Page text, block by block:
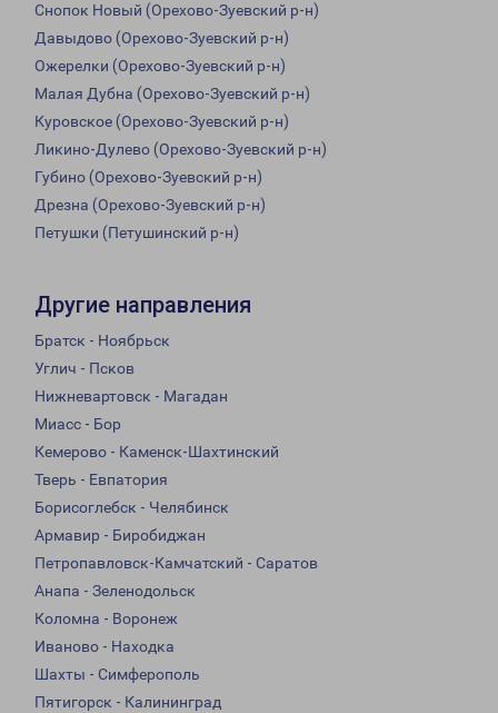
Снопок Новый (Орехово-Зуевский р-н)
Давыдово (Орехово-Зуевский р-н)
Ожерелки (Орехово-Зуевский р-н)
Малая Дубна (Орехово-Зуевский р-н)
Куровское (Орехово-Зуевский р-н)
Ликино-Дулево (Орехово-Зуевский р-н)
Губино (Орехово-Зуевский р-н)
Дрезна (Орехово-Зуевский р-н)
Петушки (Петушинский р-н)
Другие направления
Братск - Ноябрьск
Углич - Псков
Нижневартовск - Магадан
Миасс - Бор
Кемерово - Каменск-Шахтинский
Тверь - Евпатория
Борисоглебск - Челябинск
Армавир - Биробиджан
Петропавловск-Камчатский - Саратов
Анапа - Зеленодольск
Коломна - Воронеж
Иваново - Находка
Шахты - Симферополь
Пятигорск - Калининград